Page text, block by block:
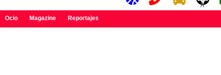
A
Ocio Magazine Reportajes